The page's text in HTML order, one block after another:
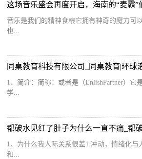
这场音乐盛会再度开启，海南的“麦霸”
音乐是我们的精神食粮它拥有神奇的魔力可
也...
同桌教育科技有限公司_同桌教育|环球
1、简介：简称：或者是（EnlishPartner）它
学...
都破水见红了肚子为什么一直不痛_都
1、为什么我人际关系很差1 冲动，情绪化与
和...